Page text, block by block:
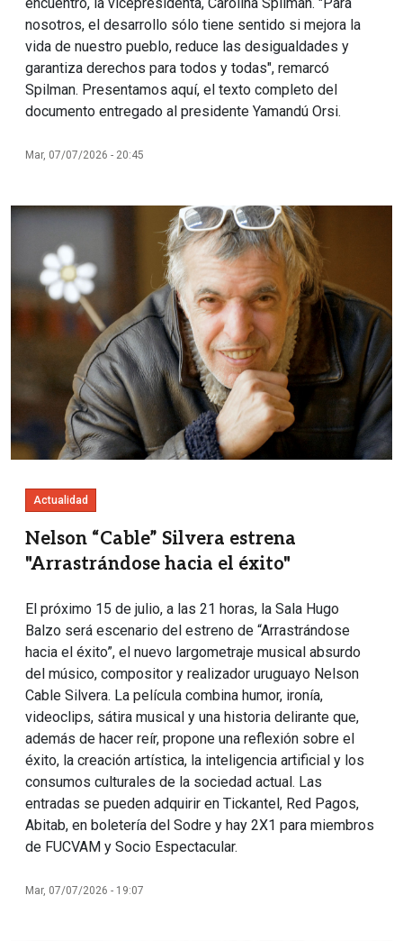
nosotros, el desarrollo sólo tiene sentido si mejora la
vida de nuestro pueblo, reduce las desigualdades y
garantiza derechos para todos y todas", remarcó
Spilman. Presentamos aquí, el texto completo del
documento entregado al presidente Yamandú Orsi.
Mar, 07/07/2026 - 20:45
Imagen
Actualidad
Nelson “Cable” Silvera estrena
"Arrastrándose hacia el éxito"
El próximo 15 de julio, a las 21 horas, la Sala Hugo
Balzo será escenario del estreno de “Arrastrándose
hacia el éxito”, el nuevo largometraje musical absurdo
del músico, compositor y realizador uruguayo Nelson
Cable Silvera. La película combina humor, ironía,
videoclips, sátira musical y una historia delirante que,
además de hacer reír, propone una reflexión sobre el
éxito, la creación artística, la inteligencia artificial y los
consumos culturales de la sociedad actual. Las
entradas se pueden adquirir en Tickantel, Red Pagos,
Abitab, en boletería del Sodre y hay 2X1 para miembros
de FUCVAM y Socio Espectacular.
Mar, 07/07/2026 - 19:07